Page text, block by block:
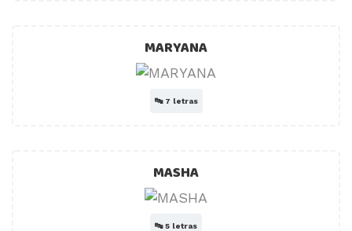
MARYANA
🔤 7 letras
MASHA
🔤5 letras